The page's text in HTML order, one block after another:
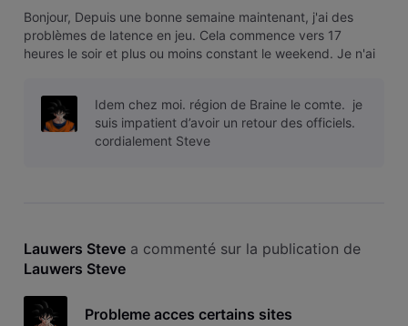
Bonjour, Depuis une bonne semaine maintenant, j'ai des
problèmes de latence en jeu. Cela commence vers 17
heures le soir et plus ou moins constant le weekend. Je n'ai
correctes : Auriez-voIdem chez moi. région de Braine le comte. je
suis impatient d’avoir un retour des officiels.
cordialement Steve
Lauwers Steve a commenté sur la publication de
Lauwers Steve
Probleme acces certains sites